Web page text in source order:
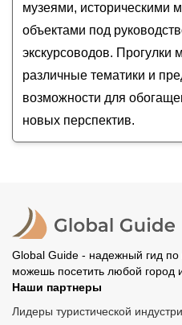
музеями, историческими
объектами под
экскурсоводов. Прогулки
различные тематики и
возможности для
новых перспектив.
Global Guide - надежный гид
можешь посетить любой город
Наши партнеры
Лидеры туристической